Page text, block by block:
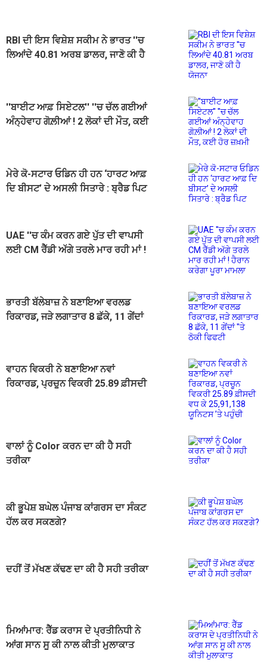
RBI ਦੀ ਇਸ ਵਿਸ਼ੇਸ਼ ਸਕੀਮ ਨੇ ਭਾਰਤ ''ਚ
ਲਿਆਂਦੇ 40.81 ਅਰਬ ਡਾਲਰ, ਜਾਣੋ ਕੀ ਹੈ
''ਬਾਈਟ ਆਫ਼ ਸਿਏਟਲ'' ''ਚ ਚੱਲ ਗਈਆਂ
ਅੰਨ੍ਹੇਵਾਹ ਗੋਲ਼ੀਆਂ ! 2 ਲੋਕਾਂ ਦੀ ਮੌਤ, ਕਈ
ਮੇਰੇ ਕੋ-ਸਟਾਰ ਓਡਿਨ ਹੀ ਹਨ ‘ਹਾਰਟ ਆਫ਼
ਦਿ ਬੀਸਟ’ ਦੇ ਅਸਲੀ ਸਿਤਾਰੇ : ਬ੍ਰੈਡ ਪਿਟ
UAE ''ਚ ਕੰਮ ਕਰਨ ਗਏ ਪੁੱਤ ਦੀ ਵਾਪਸੀ
ਲਈ CM ਰੈੱਡੀ ਅੱਗੇ ਤਰਲੇ ਮਾਰ ਰਹੀ ਮਾਂ !
ਭਾਰਤੀ ਬੱਲੇਬਾਜ਼ ਨੇ ਬਣਾਇਆ ਵਰਲਡ
ਰਿਕਾਰਡ, ਜੜੇ ਲਗਾਤਾਰ 8 ਛੱਕੇ, 11 ਗੇਂਦਾਂ
ਵਾਹਨ ਵਿਕਰੀ ਨੇ ਬਣਾਇਆ ਨਵਾਂ
ਰਿਕਾਰਡ, ਪ੍ਰਚੂਨ ਵਿਕਰੀ 25.89 ਫ਼ੀਸਦੀ
ਵਾਲਾਂ ਨੂੰ Color ਕਰਨ ਦਾ ਕੀ ਹੈ ਸਹੀ
ਤਰੀਕਾ
ਕੀ ਭੂਪੇਸ਼ ਬਘੇਲ ਪੰਜਾਬ ਕਾਂਗਰਸ ਦਾ ਸੰਕਟ
ਹੱਲ ਕਰ ਸਕਣਗੇ?
ਦਹੀਂ ਤੋਂ ਮੱਖਣ ਕੱਢਣ ਦਾ ਕੀ ਹੈ ਸਹੀ ਤਰੀਕਾ
ਮਿਆਂਮਾਰ: ਰੈੱਡ ਕਰਾਸ ਦੇ ਪ੍ਰਤੀਨਿਧੀ ਨੇ
ਆਂਗ ਸਾਨ ਸੂ ਕੀ ਨਾਲ ਕੀਤੀ ਮੁਲਾਕਾਤ